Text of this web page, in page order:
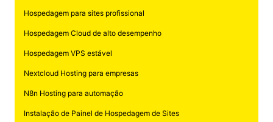
Hospedagem para sites profissional
Hospedagem Cloud de alto desempenho
Hospedagem VPS estável
Nextcloud Hosting para empresas
N8n Hosting para automação
Instalação de Painel de Hospedagem de Sites